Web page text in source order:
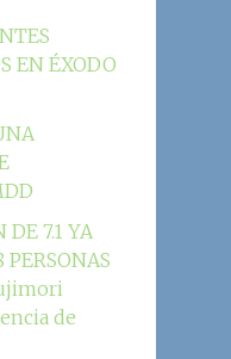
EN ÉXODO
DE 7.1 YA
de